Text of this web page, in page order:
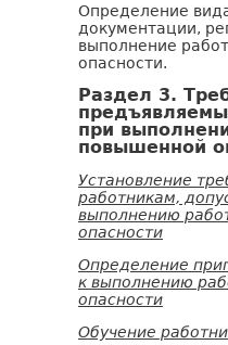
Определение
документации,
выполнение
опасности.
Раздел 3.
при
повышенной
Установление
работникам,
выполнению
опасности
Определение
к выполнению
опасности
Обучение